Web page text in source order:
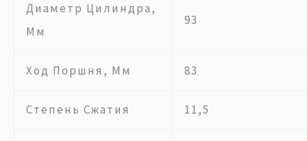
Диаметр Цилиндра,
Мм
93
Ход Поршня, Мм 83
Степень Сжатия 11,5